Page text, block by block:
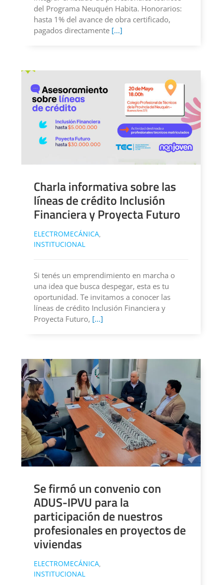
del Programa Neuquén Habita. Honorarios:
hasta 1% del avance de obra certificado,
pagados directamente [...]
Charla informativa sobre las
líneas de crédito Inclusión
Financiera y Proyecta Futuro
ELECTROMECÁNICA,
INSTITUCIONAL
Si tenés un emprendimiento en marcha o
una idea que busca despegar, esta es tu
oportunidad. Te invitamos a conocer las
líneas de crédito Inclusión Financiera y
Proyecta Futuro, [...]
Se firmó un convenio con
ADUS-IPVU para la
participación de nuestros
profesionales en proyectos de
viviendas
ELECTROMECÁNICA,
INSTITUCIONAL